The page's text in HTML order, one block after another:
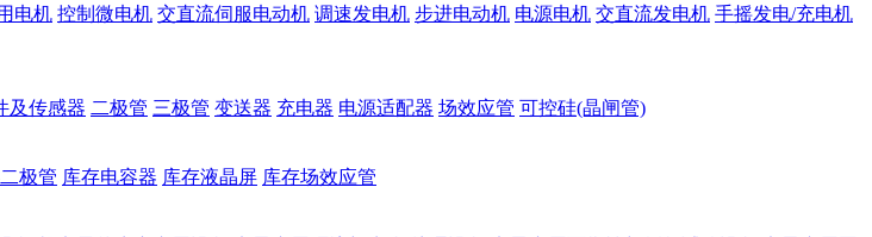
电机 控制微电机 交直流伺服电动机 调速发电机 步进电动机 电源电机 交直流发电机 手摇发电/充电机
及传感器 二极管 三极管 变送器 充电器 电源适配器 场效应管 可控硅(晶闸管)
极管 库存电容器 库存液晶屏 库存场效应管